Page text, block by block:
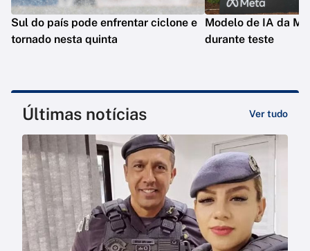
Sul do país pode enfrentar ciclone e
tornado nesta quinta
Modelo de IA da
durante teste
Últimas notícias Ver tudo